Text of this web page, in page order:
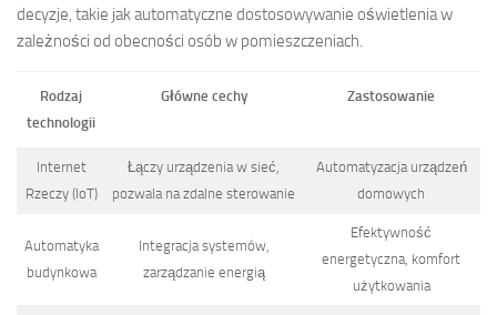
decyzje, takie jak automatyczne dostosowywanie oświetlenia w
zależności od obecności osób w pomieszczeniach.
Rodzaj
technologii
Główne cechy Zastosowanie
Internet
Rzeczy (IoT)
Łączy urządzenia w sieć,
pozwala na zdalne sterowanie
Automatyzacja urządzeń
domowych
Automatyka
budynkowa
Integracja systemów,
zarządzanie energią
Efektywność
energetyczna, komfort
użytkowania